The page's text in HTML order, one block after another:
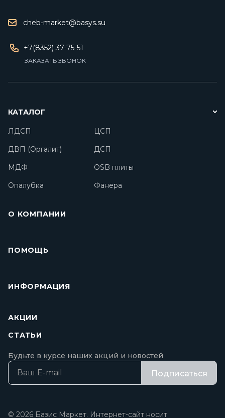
cheb-market@basys.su
+7(8352) 37-75-51
ЗАКАЗАТЬ ЗВОНОК
КАТАЛОГ
ЛДСП
ЦСП
ДВП (Оргалит)
ДСП
МДФ
OSB плиты
Опалубка
Фанера
О КОМПАНИИ
ПОМОЩЬ
ИНФОРМАЦИЯ
АКЦИИ
СТАТЬИ
Будьте в курсе наших акций и новостей
Подписаться
© 2026 Базис Маркет. Интернет-сайт носит